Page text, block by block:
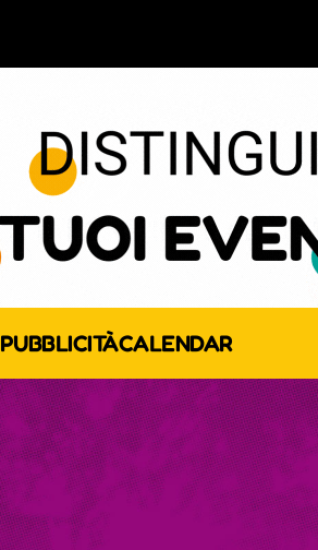
PUBBLICITÀCALENDAR